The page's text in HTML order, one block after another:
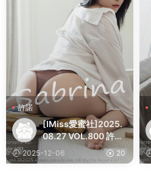
許諾
[IMiss愛蜜社]2025.
08.27 VOL.800 許諾
Sabrina
2025-12-06 20